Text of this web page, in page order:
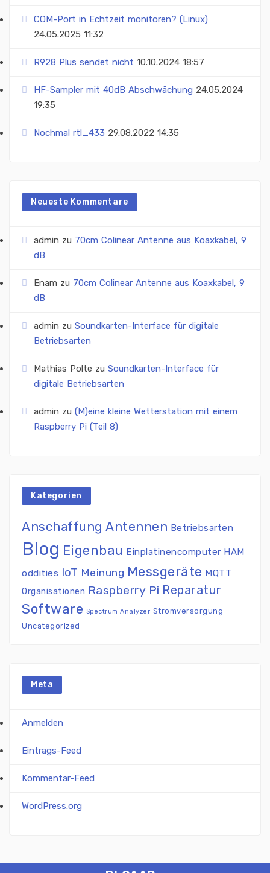
COM-Port in Echtzeit monitoren? (Linux)
24.05.2025 11:32
R928 Plus sendet nicht 10.10.2024 18:57
HF-Sampler mit 40dB Abschwächung 24.05.2024
19:35
Nochmal rtl_433 29.08.2022 14:35
Neueste Kommentare
admin zu 70cm Colinear Antenne aus Koaxkabel, 9
dB
Enam zu 70cm Colinear Antenne aus Koaxkabel, 9
dB
admin zu Soundkarten-Interface für digitale
Betriebsarten
Mathias Polte zu Soundkarten-Interface für
digitale Betriebsarten
admin zu (M)eine kleine Wetterstation mit einem
Raspberry Pi (Teil 8)
Kategorien
Anschaffung Antennen Betriebsarten
Blog Eigenbau Einplatinencomputer HAM
oddities IoT Meinung Messgeräte MQTT
Organisationen Raspberry Pi Reparatur
Software Spectrum Analyzer Stromversorgung
Uncategorized
Meta
Anmelden
Eintrags-Feed
Kommentar-Feed
WordPress.org